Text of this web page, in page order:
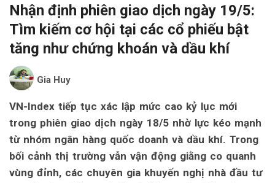
Nhận định phiên giao dịch ngày 19/5:
Tìm kiếm cơ hội tại các cổ phiếu bật
tăng như chứng khoán và dầu khí
Gia Huy
VN-Index tiếp tục xác lập mức cao kỷ lục mới
trong phiên giao dịch ngày 18/5 nhờ lực kéo mạnh
từ nhóm ngân hàng quốc doanh và dầu khí. Trong
bối cảnh thị trường vẫn vận động giằng co quanh
vùng đỉnh, các chuyên gia khuyến nghị nhà đầu tư